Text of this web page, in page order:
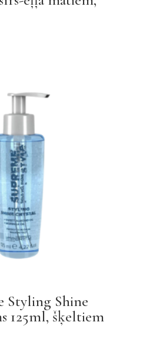
Styling Shine
125ml, šķeltiem